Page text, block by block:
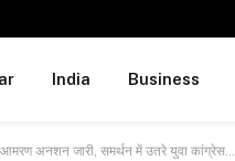
India Business
अनशन जारी, समर्थन में उतरे युवा कांग्रेस…